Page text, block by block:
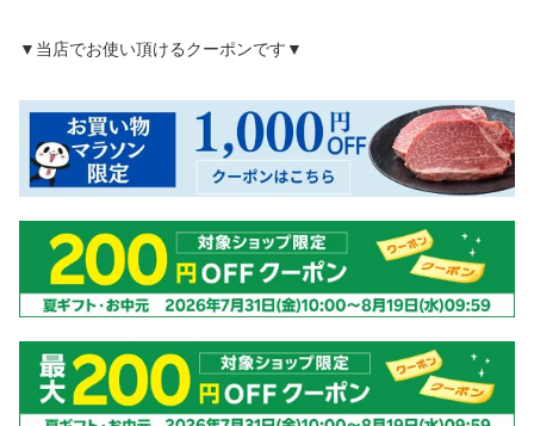
▼当店でお使い頂けるクーポンです▼